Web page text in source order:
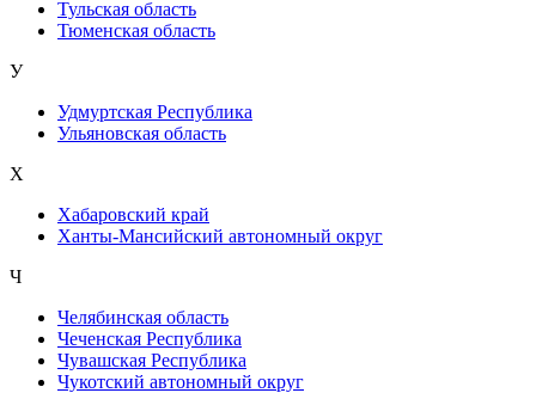
Тульская область
Тюменская область
У
Удмуртская Республика
Ульяновская область
Х
Хабаровский край
Ханты-Мансийский автономный округ
Ч
Челябинская область
Чеченская Республика
Чувашская Республика
Чукотский автономный округ